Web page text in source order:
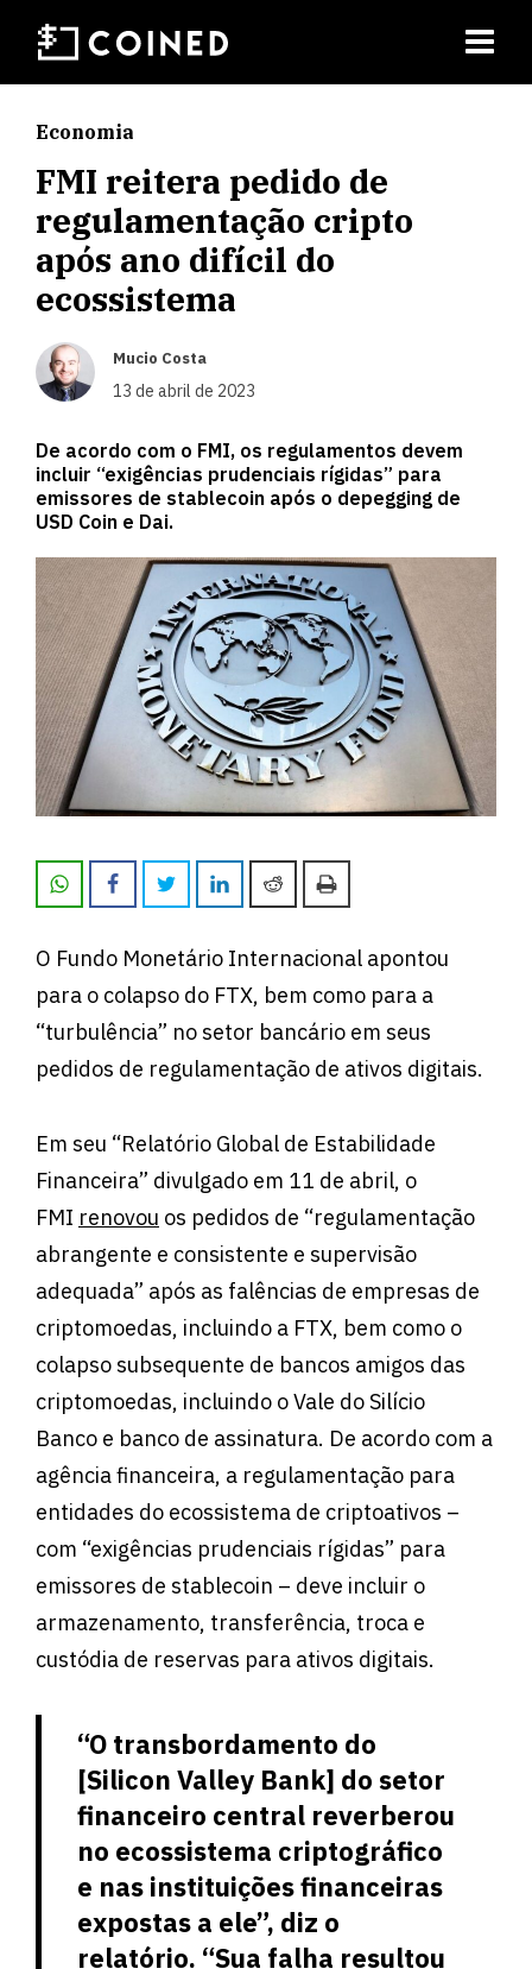
Economia
FMI reitera pedido de
regulamentação cripto
após ano difícil do
ecossistema
Mucio Costa
13 de abril de 2023
De acordo com o FMI, os regulamentos devem
incluir “exigências prudenciais rígidas” para
emissores de stablecoin após o depegging de
USD Coin e Dai.
O Fundo Monetário Internacional apontou
para o colapso do FTX, bem como para a
“turbulência” no setor bancário em seus
pedidos de regulamentação de ativos digitais.
Em seu “Relatório Global de Estabilidade
Financeira” divulgado em 11 de abril, o
FMI renovou os pedidos de “regulamentação
abrangente e consistente e supervisão
adequada” após as falências de empresas de
criptomoedas, incluindo a FTX, bem como o
colapso subsequente de bancos amigos das
criptomoedas, incluindo o Vale do Silício
Banco e banco de assinatura. De acordo com a
agência financeira, a regulamentação para
entidades do ecossistema de criptoativos –
com “exigências prudenciais rígidas” para
emissores de stablecoin – deve incluir o
armazenamento, transferência, troca e
custódia de reservas para ativos digitais.
“O transbordamento do
[Silicon Valley Bank] do setor
financeiro central reverberou
no ecossistema criptográfico
e nas instituições financeiras
expostas a ele”, diz o
relatório. “Sua falha resultou